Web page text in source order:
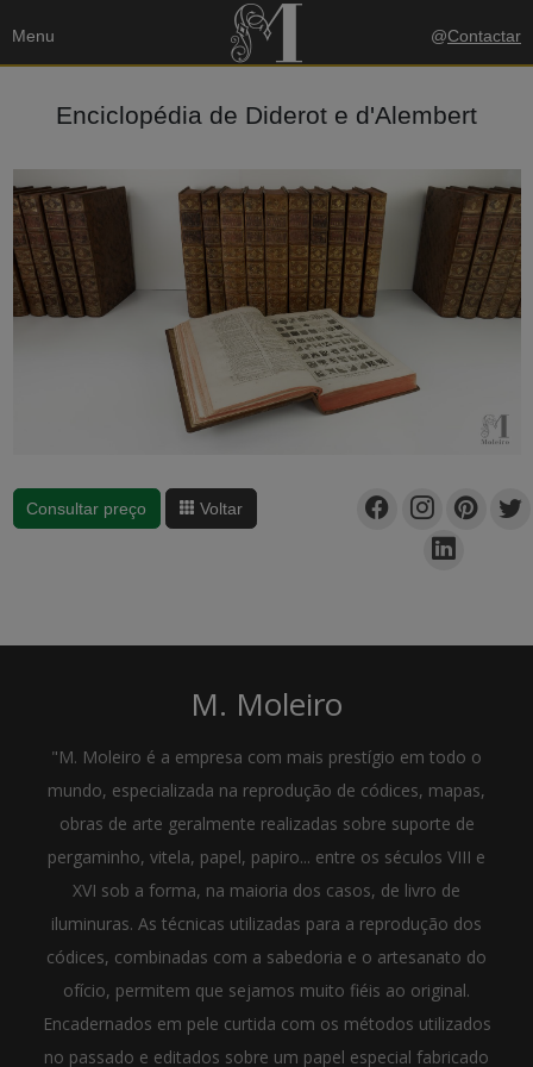
Menu @Contactar
Enciclopédia de Diderot e d'Alembert
Consultar preço Voltar
M. Moleiro
"M. Moleiro é a empresa com mais prestígio em todo o
mundo, especializada na reprodução de códices, mapas,
obras de arte geralmente realizadas sobre suporte de
pergaminho, vitela, papel, papiro... entre os séculos VIII e
XVI sob a forma, na maioria dos casos, de livro de
iluminuras. As técnicas utilizadas para a reprodução dos
códices, combinadas com a sabedoria e o artesanato do
ofício, permitem que sejamos muito fiéis ao original.
Encadernados em pele curtida com os métodos utilizados
no passado e editados sobre um papel especial fabricado